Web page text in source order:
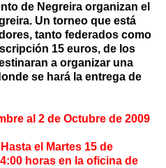
de Negreira organizan el
Un torneo que está
tanto federados como
15 euros, de los
a organizar una
se hará la entrega de
al 2 de Octubre de 2009
el Martes 15 de
horas en la oficina de